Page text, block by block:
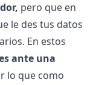
pero que en
le des tus datos
En estos
ante una
lo que como